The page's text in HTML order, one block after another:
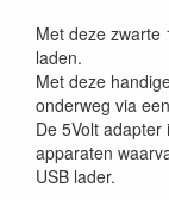
Met deze zwarte
laden.
Met deze
onderweg via
De 5Volt
apparaten
USB lader.